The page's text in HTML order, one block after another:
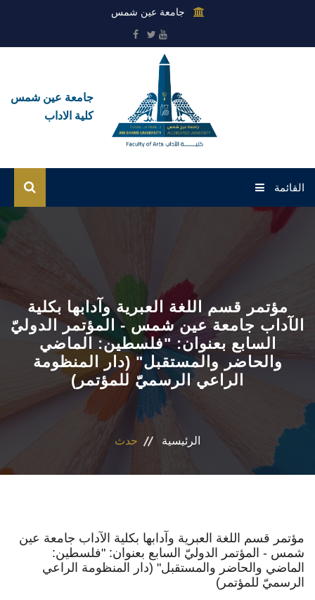
جامعة عين شمس
جامعة عين شمس
كلية الاداب
القائمة
القطاعات
البرامج الدراسية
مؤتمر قسم اللغة العبرية وآدابها بكلية
الآداب جامعة عين شمس - المؤتمر الدوليّ
السابع بعنوان: "فلسطين: الماضي
والحاضر والمستقبل" (دار المنظومة
الراعي الرسميّ للمؤتمر)
الرئيسية حدث
مؤتمر قسم اللغة العبرية وآدابها بكلية الآداب جامعة عين
شمس - المؤتمر الدوليّ السابع بعنوان: "فلسطين:
الماضي والحاضر والمستقبل" (دار المنظومة الراعي
الرسميّ للمؤتمر)